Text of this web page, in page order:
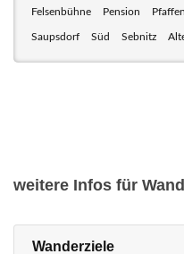
Felsenbühne Pension
Saupsdorf Süd Sebnitz
weitere Infos für
Wanderziele